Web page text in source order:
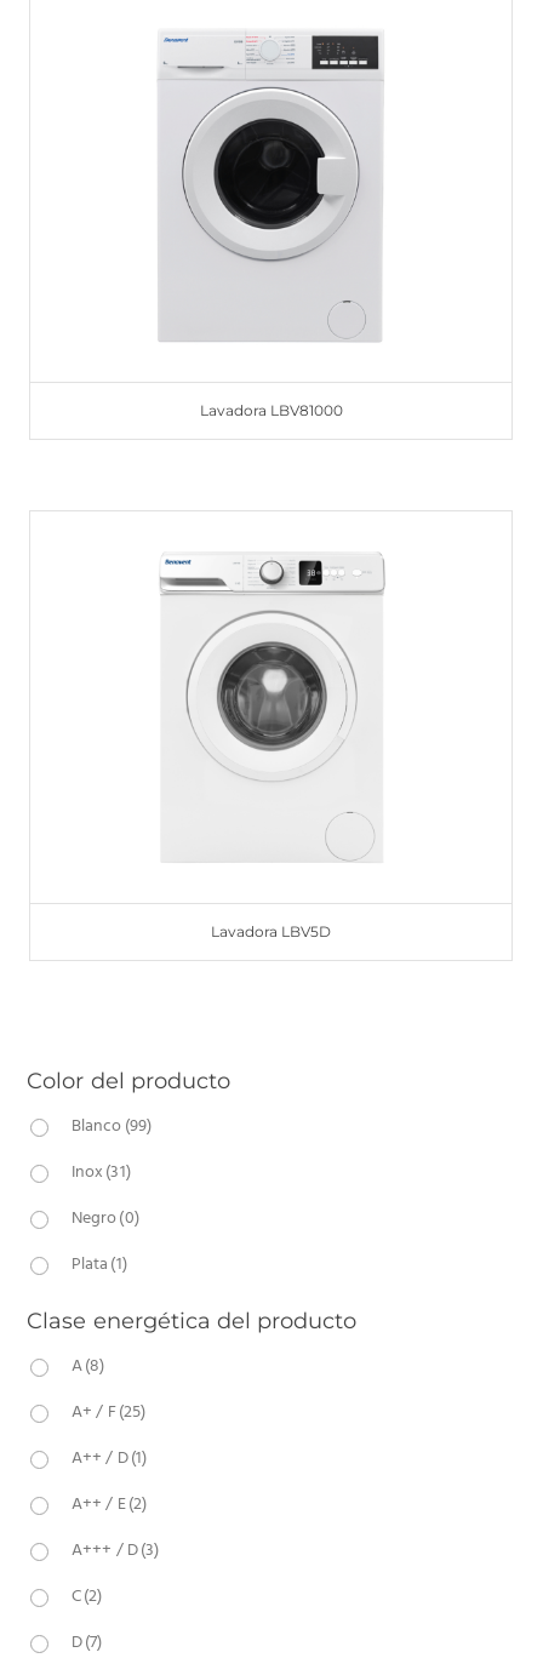
Lavadora LBV81000
Lavadora LBV5D
Color del producto
Blanco(99)
Inox(31)
Negro(0)
Plata(1)
Clase energética del producto
A(8)
A+ / F(25)
A++ / D(1)
A++ / E(2)
A+++ / D(3)
C(2)
D(7)